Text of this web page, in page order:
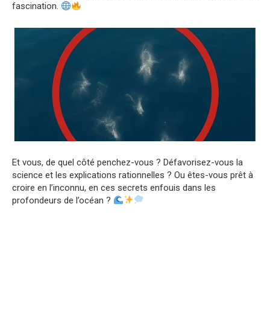
fascination.
Et vous, de quel côté penchez-vous ? Défavorisez-vous la
science et les explications rationnelles ? Ou êtes-vous prêt à
croire en l’inconnu, en ces secrets enfouis dans les
profondeurs de l’océan ?